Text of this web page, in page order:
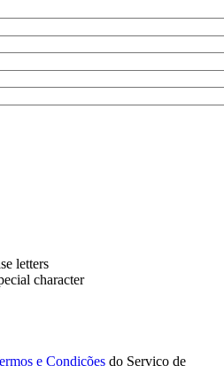
letters
character
e Condições do Serviço de